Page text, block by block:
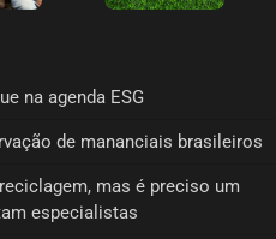
na agenda ESG
de mananciais brasileiros
mas é preciso um
especialistas